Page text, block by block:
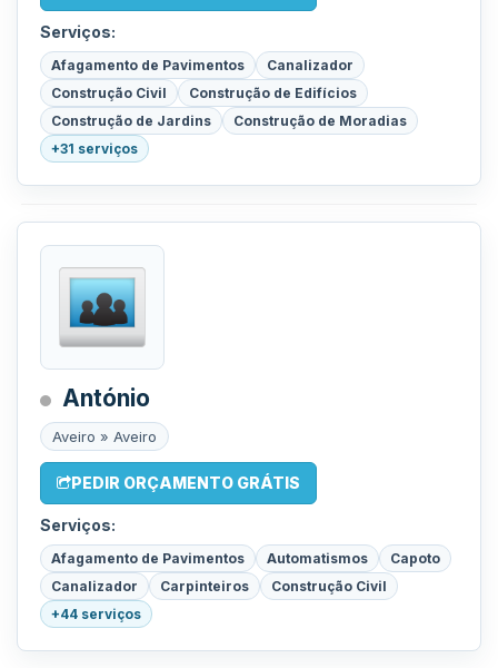
Serviços:
Afagamento de Pavimentos
Canalizador
Construção Civil
Construção de Edifícios
Construção de Jardins
Construção de Moradias
+31 serviços
António
Aveiro » Aveiro
PEDIR ORÇAMENTO GRÁTIS
Serviços:
Afagamento de Pavimentos Automatismos
Capoto
Canalizador
Carpinteiros
Construção Civil
+44 serviços